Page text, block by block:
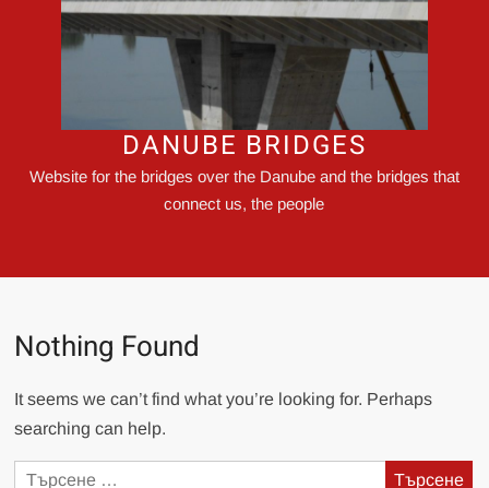
DANUBE BRIDGES
Website for the bridges over the Danube and the bridges that
connect us, the people
Nothing Found
It seems we can’t find what you’re looking for. Perhaps
searching can help.
Търсене